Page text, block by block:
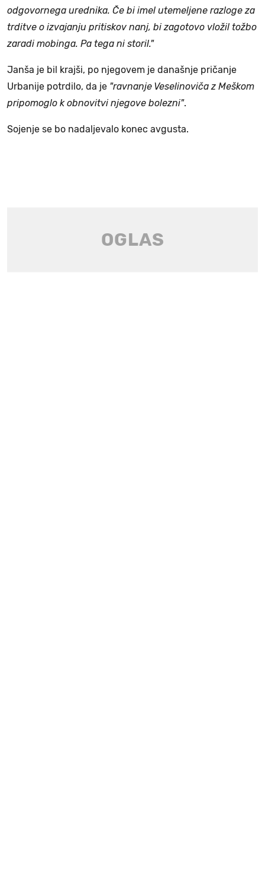
odgovornega urednika. Če bi imel utemeljene razloge za
trditve o izvajanju pritiskov nanj, bi zagotovo vložil tožbo
zaradi mobinga. Pa tega ni storil."
Janša je bil krajši, po njegovem je današnje pričanje
Urbanije potrdilo, da je "ravnanje Veselinoviča z Meškom
pripomoglo k obnovitvi njegove bolezni".
Sojenje se bo nadaljevalo konec avgusta.